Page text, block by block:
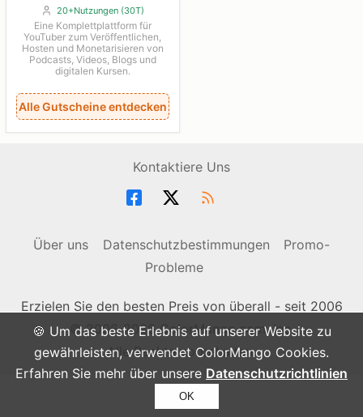
🍪 Um das beste Erlebnis auf unserer Website zu
gewährleisten, verwendet ColorMango Cookies.
Erfahren Sie mehr über unsere Datenschutzrichtlinien
OK
20+Nutzungen (30T)
Eine Komplettplattform für
YouTuber zum Veröffentlichen,
Hosten und Monetarisieren von
Podcasts, Videos, Blogs und
digitalen Kursen.
Alle Gutscheine entdecken
Kontaktiere Uns
Über uns Datenschutzbestimmungen
Promo-
Probleme
Erzielen Sie den besten Preis von überall - seit 2006
© 2006-2026 ColorMango.com, Inc.
Alle Rechte vorbehalten.